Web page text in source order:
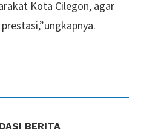
Kota Cilegon, agar
BERITA